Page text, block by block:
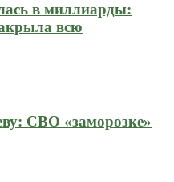
в миллиарды:
всю
СВО «заморозке»